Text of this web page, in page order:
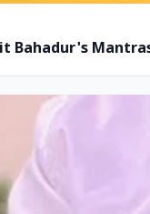
Bahadur's